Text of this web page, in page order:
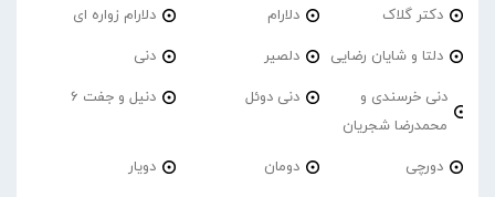
دکتر گلاک دلارام دلارام زواره ای
دلتا و شایان رضایی دلصیر دنی
دنی خرسندی و
محمدرضا شجریان
دنی دوئل دنیل و جفت 6
دورچی دومان دویار